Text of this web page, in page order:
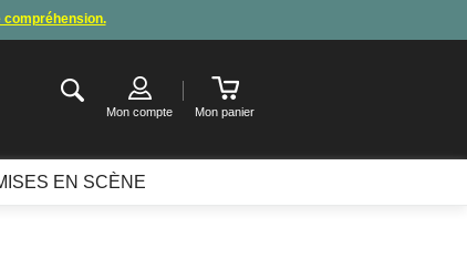
compréhension.
attendre notre appel pour les consignes.
Mon compte Mon panier
EN SCÈNE